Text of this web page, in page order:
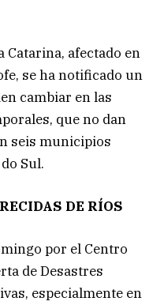
Catarina, afectado en
se ha notificado un
cambiar en las
que no dan
seis municipios
Sul.
DE RÍOS
por el Centro
de Desastres
especialmente en